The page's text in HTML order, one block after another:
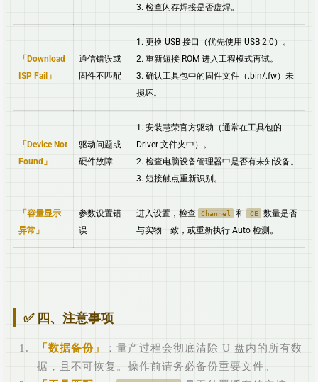
3. 检查闪存焊接是否虚焊。
Download
ISP Fail
通信错误或
固件不匹配
1. 更换 USB 接口（优先使用 USB 2.0）。
2. 重新短接 ROM 进入工程模式再试。
3. 确认工具包中的固件文件（.bin/.fw）未
损坏。
Device Not
Found
驱动问题或
硬件故障
1. 安装慧荣官方驱动（通常在工具包的
Driver 文件夹中）。
2. 检查电脑设备管理器中是否有未知设备。
3. 短接触点重新识别。
容量显示
异常
参数设置错
误
进入设置，检查 Channel 和 CE
数量是否
与实物一致，或重新执行 Auto 检测。
✅ 四、注意事项
数据备份
：量产过程会彻底清除 U 盘内的所有数
据，且不可恢复。操作前请务必备份重要文件。